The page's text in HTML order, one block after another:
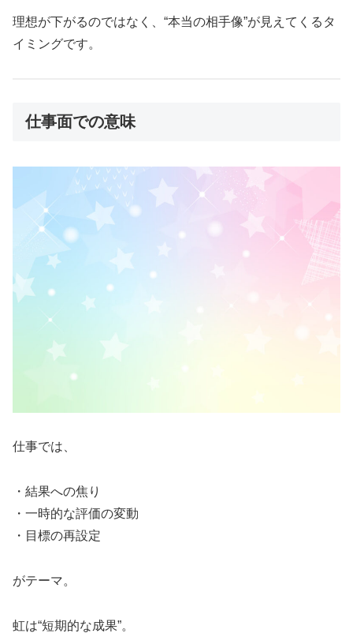
理想が下がるのではなく、“本当の相手像”が見えてくるタ
イミングです。
仕事面での意味
仕事では、
・結果への焦り
・一時的な評価の変動
・目標の再設定
がテーマ。
虹は“短期的な成果”。